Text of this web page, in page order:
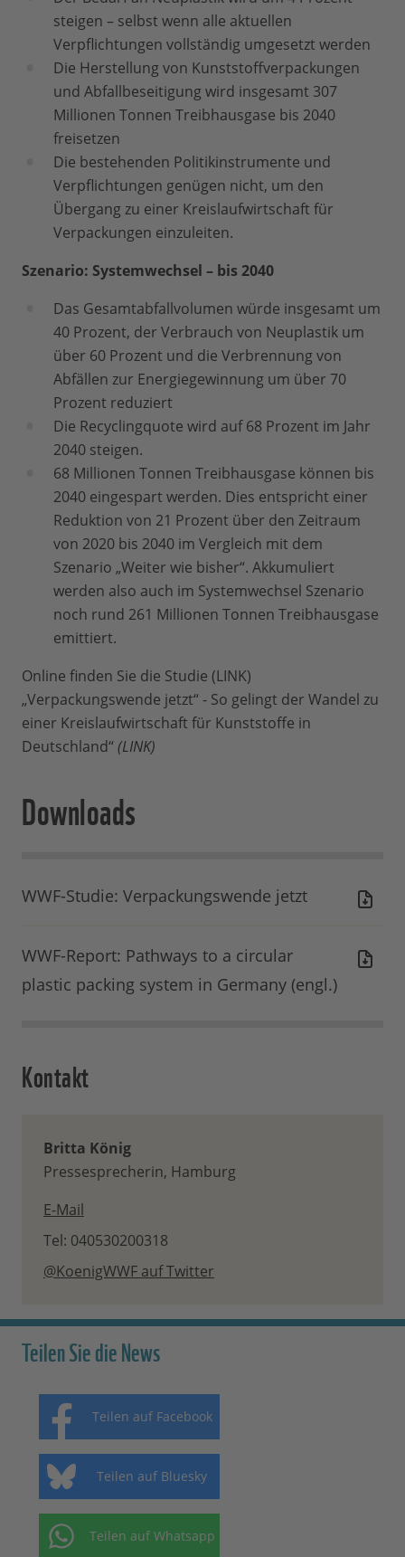
steigen – selbst wenn alle aktuellen
Verpflichtungen vollständig umgesetzt werden
Die Herstellung von Kunststoffverpackungen
und Abfallbeseitigung wird insgesamt 307
Millionen Tonnen Treibhausgase bis 2040
freisetzen
Die bestehenden Politikinstrumente und
Verpflichtungen genügen nicht, um den
Übergang zu einer Kreislaufwirtschaft für
Verpackungen einzuleiten.
Szenario: Systemwechsel – bis 2040
Das Gesamtabfallvolumen würde insgesamt um
40 Prozent, der Verbrauch von Neuplastik um
über 60 Prozent und die Verbrennung von
Abfällen zur Energiegewinnung um über 70
Prozent reduziert
Die Recyclingquote wird auf 68 Prozent im Jahr
2040 steigen.
68 Millionen Tonnen Treibhausgase können bis
2040 eingespart werden. Dies entspricht einer
Reduktion von 21 Prozent über den Zeitraum
von 2020 bis 2040 im Vergleich mit dem
Szenario „Weiter wie bisher“. Akkumuliert
werden also auch im Systemwechsel Szenario
noch rund 261 Millionen Tonnen Treibhausgase
emittiert.
Online finden Sie die Studie (LINK)
„Verpackungswende jetzt“ - So gelingt der Wandel zu
einer Kreislaufwirtschaft für Kunststoffe in
Deutschland“ (LINK)
Downloads
WWF-Studie: Verpackungswende jetzt
WWF-Report: Pathways to a circular
plastic packing system in Germany (engl.)
Kontakt
Britta König
Pressesprecherin, Hamburg
E-Mail
Tel: 040530200318
@KoenigWWF auf Twitter
Teilen Sie die News
Teilen auf Facebook
Teilen auf Bluesky
Teilen auf Whatsapp